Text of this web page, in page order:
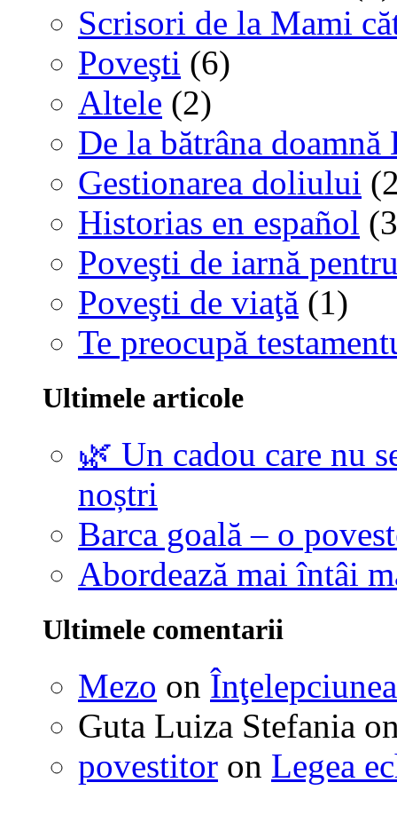
Scrisori de la Mami
Poveşti (6)
Altele (2)
De la bătrâna
Gestionarea doliului
Historias en español
Poveşti de iarnă
Poveşti de viaţă (1)
Te preocupă
Ultimele articole
🌿 Un cadou care nu
noștri
Barca goală – o
Abordează mai întâi
Ultimele comentarii
Mezo on Înţelepciunea
Guta Luiza Stefania
povestitor on Legea